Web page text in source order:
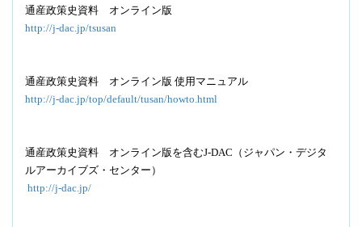
通産政策史資料 オンライン版
http://j-dac.jp/tsusan
通産政策史資料 オンライン版 使用マニュアル
http://j-dac.jp/top/default/tusan/howto.html
通産政策史資料 オンライン版を含むJ-DAC（ジャパン・デジタ
ルアーカイブズ・センター）
http://j-dac.jp/